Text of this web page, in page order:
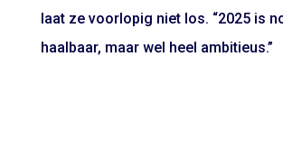
laat ze voorlopig niet los. “2025 is
haalbaar, maar wel heel ambitieus.”